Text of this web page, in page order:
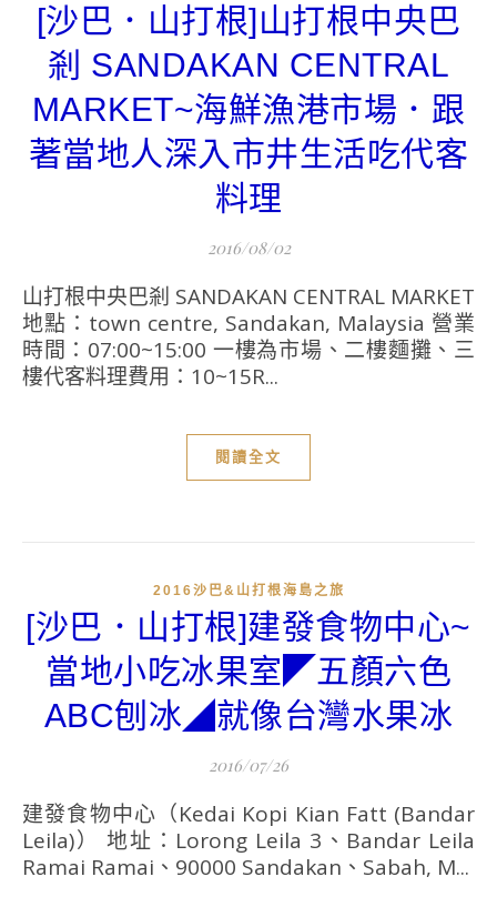
[沙巴．山打根]山打根中央巴
剎 SANDAKAN CENTRAL
MARKET~海鮮漁港市場．跟
著當地人深入市井生活吃代客
料理
2016/08/02
山打根中央巴剎 SANDAKAN CENTRAL MARKET
地點：town centre, Sandakan, Malaysia 營業
時間：07:00~15:00 一樓為市場、二樓麵攤、三
樓代客料理費用：10~15R...
閱讀全文
2016沙巴&山打根海島之旅
[沙巴．山打根]建發食物中心~
當地小吃冰果室◤五顏六色
ABC刨冰◢就像台灣水果冰
2016/07/26
建發食物中心（Kedai Kopi Kian Fatt (Bandar
Leila)） 地址：Lorong Leila 3、Bandar Leila
Ramai Ramai、90000 Sandakan、Sabah, M...